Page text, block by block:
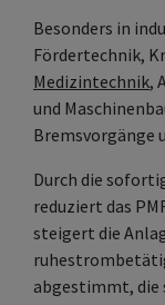
Besonders in
Fördertechnik,
Medizintechnik,
und
Bremsvorgänge
Durch die
reduziert das
steigert die
abgestimmt, die